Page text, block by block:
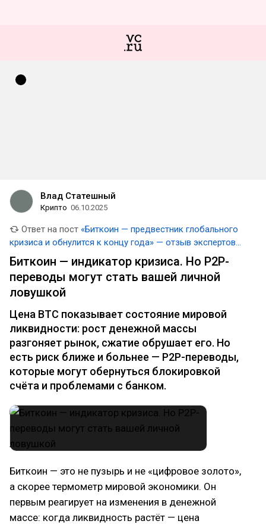
Влад Статешный
Крипто 06.10.2025
Ответ на пост «Биткоин — предвестник глобального
кризиса и обнулится к концу года» — отзыв экспертов
NPBFX об «обнулении»
Биткоин — индикатор кризиса. Но P2P-
переводы могут стать вашей личной
ловушкой
Цена BTC показывает состояние мировой
ликвидности: рост денежной массы
разгоняет рынок, сжатие обрушает его. Но
есть риск ближе и больнее — P2P-переводы,
которые могут обернуться блокировкой
счёта и проблемами с банком.
Биткоин — это не пузырь и не «цифровое золото»,
а скорее термометр мировой экономики. Он
первым реагирует на изменения в денежной
массе: когда ликвидность растёт — цена